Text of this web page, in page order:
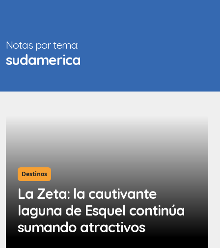
Notas por tema:
sudamerica
Destinos
​​La Zeta: la cautivante
laguna de Esquel continúa
sumando atractivos